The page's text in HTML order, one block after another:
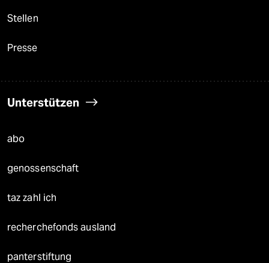
Stellen
Presse
Unterstützen
abo
genossenschaft
taz zahl ich
recherchefonds ausland
panterstiftung